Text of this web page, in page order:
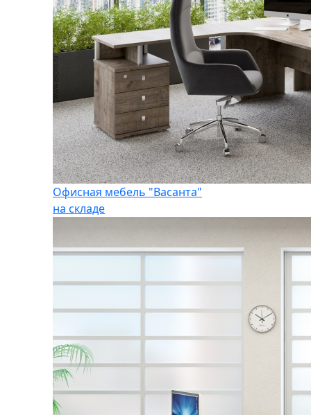
Офисная мебель "Васанта"
на складе